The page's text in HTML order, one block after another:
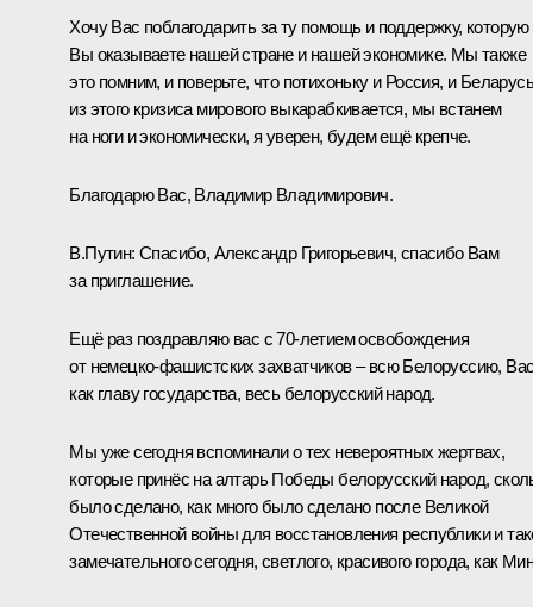
Хочу Вас поблагодарить за ту помощь и поддержку, которую
Вы оказываете нашей стране и нашей экономике. Мы также
это помним, и поверьте, что потихоньку и Россия, и Беларусь
из этого кризиса мирового выкарабкивается, мы встанем
на ноги и экономически, я уверен, будем ещё крепче.
Благодарю Вас, Владимир Владимирович.
В.Путин: Спасибо, Александр Григорьевич, спасибо Вам
за приглашение.
Ещё раз поздравляю вас с 70-летием освобождения
от немецко-фашистских захватчиков – всю Белоруссию,
как главу государства, весь белорусский народ.
Мы уже сегодня вспоминали о тех невероятных жертвах,
которые принёс на алтарь Победы белорусский народ,
было сделано, как много было сделано после Великой
Отечественной войны для восстановления республики и
замечательного сегодня, светлого, красивого города, как